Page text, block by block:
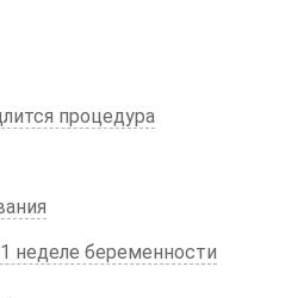
процедура
неделе беременности